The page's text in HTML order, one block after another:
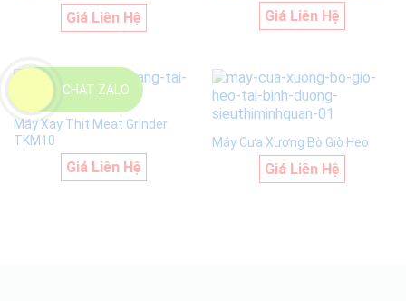
CHAT ZALO
Giá Liên Hệ Giá Liên Hệ
Máy Xay Thịt Meat Grinder
TKM10
Giá Liên Hệ
Máy Cưa Xương Bò Giò Heo
Giá Liên Hệ